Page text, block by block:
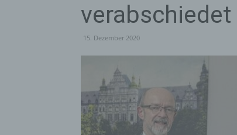
15. Dezember 2020